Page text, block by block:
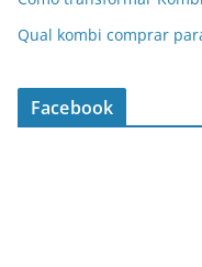
Qual kombi comprar
Facebook